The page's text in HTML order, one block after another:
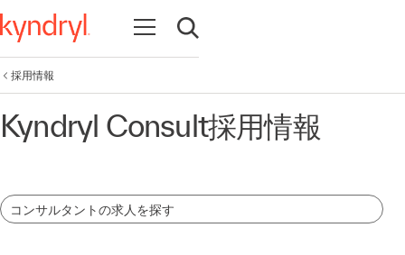
Open navigation
Open search
採用情報
Kyndryl Consult採用情報
コンサルタントの求人を探す